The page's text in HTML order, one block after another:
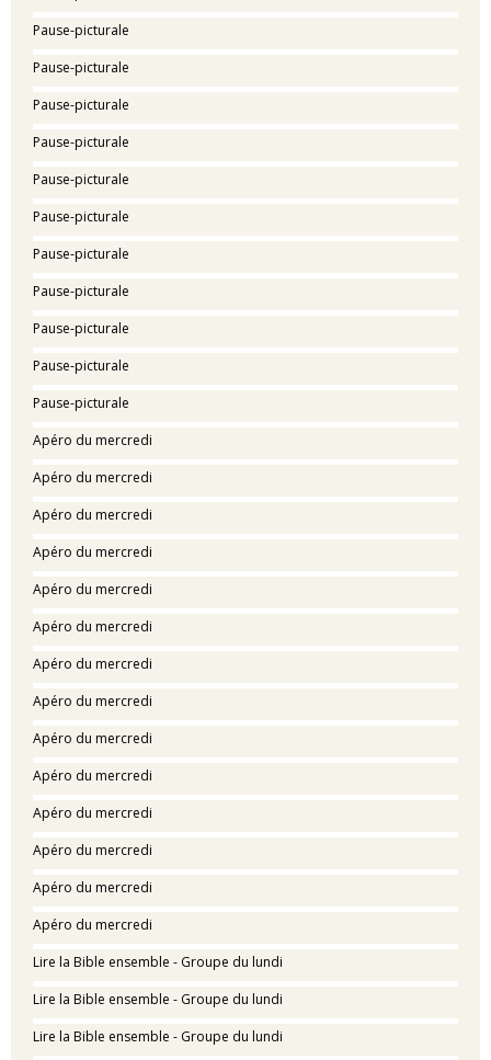
Pause-picturale
Pause-picturale
Pause-picturale
Pause-picturale
Pause-picturale
Pause-picturale
Pause-picturale
Pause-picturale
Pause-picturale
Pause-picturale
Pause-picturale
Apéro du mercredi
Apéro du mercredi
Apéro du mercredi
Apéro du mercredi
Apéro du mercredi
Apéro du mercredi
Apéro du mercredi
Apéro du mercredi
Apéro du mercredi
Apéro du mercredi
Apéro du mercredi
Apéro du mercredi
Apéro du mercredi
Apéro du mercredi
Lire la Bible ensemble - Groupe du lundi
Lire la Bible ensemble - Groupe du lundi
Lire la Bible ensemble - Groupe du lundi